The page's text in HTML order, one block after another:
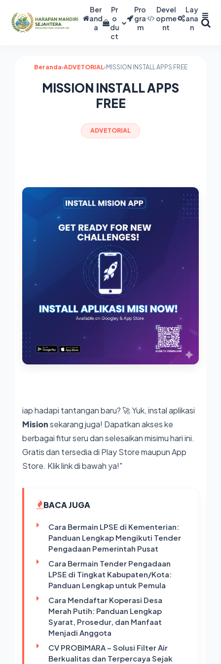
Ber
and
a
Pr
o
du
ct
Pro
gra
m
Devel
opme
nt
Lay
ana
n
Beranda›ADVETORIAL› MISSION INSTALL APPS FREE
MISSION INSTALL APPS
FREE
ADVETORIAL
iap hadapi tantangan baru? 🚀 Yuk, instal aplikasi
Misionsekarang juga! Dapatkan akses ke
berbagai fitur seru dan selesaikan misimu hari ini.
Gratis dan tersedia di Play Store maupun App
Store. Klik link di bawah ya!"
BACA JUGA
Cara Bermain LPSE di Kementerian:
Panduan Lengkap Mengikuti Tender
Pengadaan Pemerintah Pusat
Cara Bermain Tender Pengadaan
LPSE di Tingkat Kabupaten/Kota:
Panduan Lengkap untuk Pemula
Cara Mendaftar Koperasi Desa
Merah Putih: Panduan Lengkap
Syarat, Prosedur, dan Manfaat
Menjadi Anggota
CV PROBIMARA – Solusi Filter Air
Berkualitas dan Terpercaya Sejak